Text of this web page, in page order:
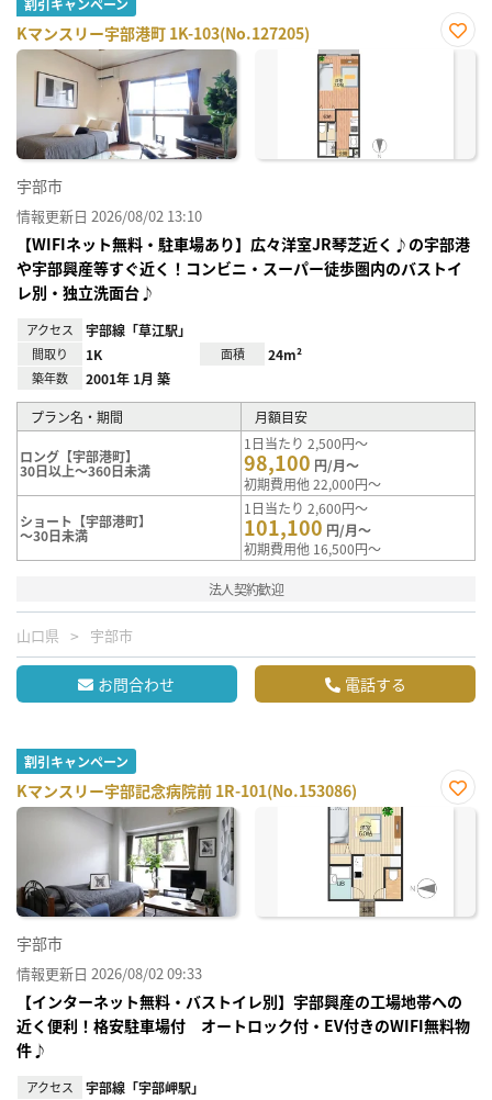
Kマンスリー宇部港町 1K-103(No.127205)
お気
宇部市
情報更新日 2026/08/02 13:10
【WIFIネット無料・駐車場あり】広々洋室JR琴芝近く♪の宇部港
や宇部興産等すぐ近く！コンビニ・スーパー徒歩圏内のバストイ
レ別・独立洗面台♪
アクセス 宇部線「草江駅」
間取り 1K 面積 24m²
築年数 2001年 1月 築
プラン名・期間 月額目安
ロング【宇部港町】
30日以上～360日未満
1日当たり 2,500円～
98,100 円/月～
初期費用他 22,000円～
ショート【宇部港町】
～30日未満
1日当たり 2,600円～
101,100 円/月～
初期費用他 16,500円～
法人契約歓迎
山口県 宇部市
お問合わせ 電話する
割引キャンペーン
Kマンスリー宇部記念病院前 1R-101(No.153086)
お気
宇部市
情報更新日 2026/08/02 09:33
【インターネット無料・バストイレ別】宇部興産の工場地帯への
近く便利！格安駐車場付 オートロック付・EV付きのWIFI無料物
件♪
アクセス 宇部線「宇部岬駅」